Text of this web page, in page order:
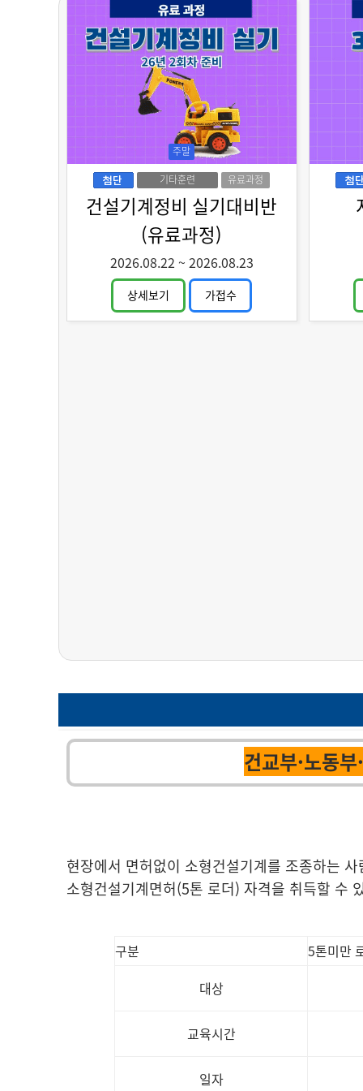
주말
기타훈련
유료과정
건설기계정비 실기대비반
(유료과정)
2026.08.22 ~ 2026.08.23
상세보기 가접수
건교부·노동부
현장에서 면허없이 소형건설기계를 조종하는
소형건설기계면허(5톤 로더) 자격을 취득할 수
구분
5톤미만
대상
교육시간
일자